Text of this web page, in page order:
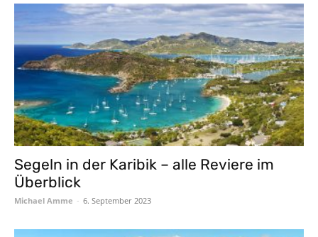
Segeln in der Karibik – alle Reviere im
Überblick
Michael Amme - 6. September 2023